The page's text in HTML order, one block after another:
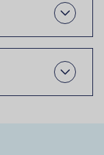
Open
Open